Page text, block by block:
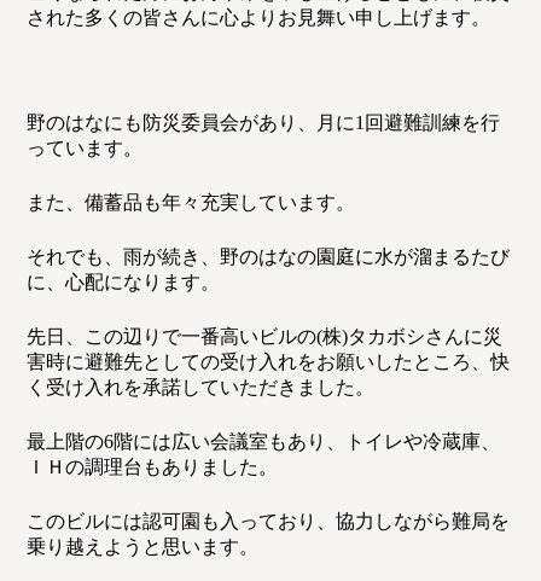
された多くの皆さんに心よりお見舞い申し上げます。
野のはなにも防災委員会があり、月に1 回避難訓練を行
っています。
また、備蓄品も年々充実しています。
それでも、雨が続き、野のはなの園庭に水が溜まるたび
に、心配になります。
先日、この辺りで一番高いビルの(株)タカボシさんに災
害時に避難先としての受け入れをお願いしたところ、快
く受け入れを承諾していただきました。
最上階の6階には広い会議室もあり、トイレや冷蔵庫、
ＩＨの調理台もありました。
このビルには認可園も入っており、協力しながら難局を
乗り越えようと思います。